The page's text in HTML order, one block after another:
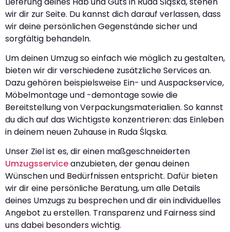
wir dir zur Seite. Du kannst dich darauf verlassen, dass
wir deine persönlichen Gegenstände sicher und
sorgfältig behandeln.
Um deinen Umzug so einfach wie möglich zu gestalten,
bieten wir dir verschiedene zusätzliche Services an.
Dazu gehören beispielsweise Ein- und Auspackservice,
Möbelmontage und -demontage sowie die
Bereitstellung von Verpackungsmaterialien. So kannst
du dich auf das Wichtigste konzentrieren: das Einleben
in deinem neuen Zuhause in Ruda Śląska.
Unser Ziel ist es, dir einen maßgeschneiderten
Umzugsserviceanzubieten, der genau deinen
Wünschen und Bedürfnissen entspricht. Dafür bieten
wir dir eine persönliche Beratung, um alle Details
deines Umzugs zu besprechen und dir ein individuelles
Angebot zu erstellen. Transparenz und Fairness sind
uns dabei besonders wichtig.